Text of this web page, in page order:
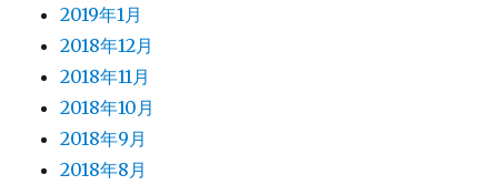
2019年1月
2018年12月
2018年11月
2018年10月
2018年9月
2018年8月